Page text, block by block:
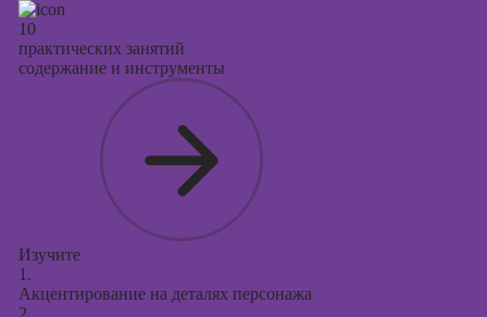
10
практических занятий
содержание и инструменты
Изучите
1.
Акцентирование на деталях персонажа
2.